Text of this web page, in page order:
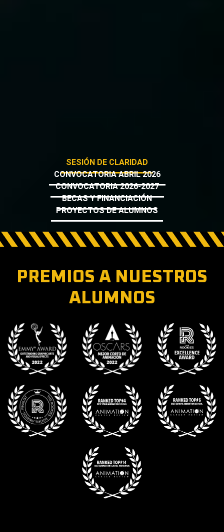
SESIÓN DE CLARIDAD
CONVOCATORIA ABRIL 2026
CONVOCATORIA 2026-2027
BECAS Y FINANCIACIÓN
PROYECTOS DE ALUMNOS
PREMIOS A NUESTROS
ALUMNOS